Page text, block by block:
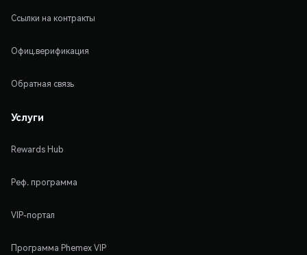
Ссылки на контракты
Офиц.верификация
Обратная связь
Услуги
Rewards Hub
Реф. программа
VIP-портал
Программа Phemex VIP